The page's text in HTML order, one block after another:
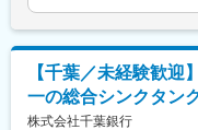
（3）多様なキャリ
の仕事にチャレンジ
的に部門マネージャ
変更の範囲：会社の
■主な担当顧客：
顧客様はメーカー、
となっています。1
す。
っています。賃金は
上下する可能性があ
す。
【千葉／未経験歓
一の総合シンクタン
株式会社千葉銀行